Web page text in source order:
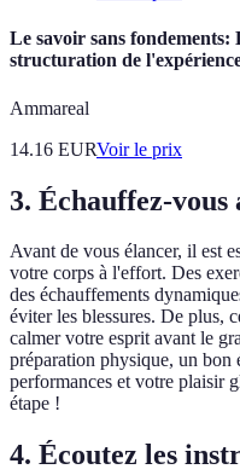
Le savoir sans
structuration de
Ammareal
14.16 EURVoir le prix
3. Échauffez-vous
Avant de vous élancer, il est
votre corps à l'effort. Des
des échauffements
éviter les blessures. De plus,
calmer votre esprit avant le
préparation physique, un bon
performances et votre plaisir
étape !
4. Écoutez les